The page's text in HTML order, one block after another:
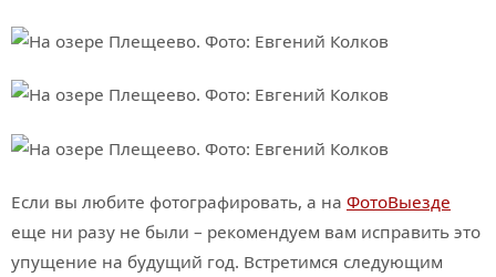
Если вы любите фотографировать, а на ФотоВыезде
еще ни разу не были – рекомендуем вам исправить это
упущение на будущий год. Встретимся следующим